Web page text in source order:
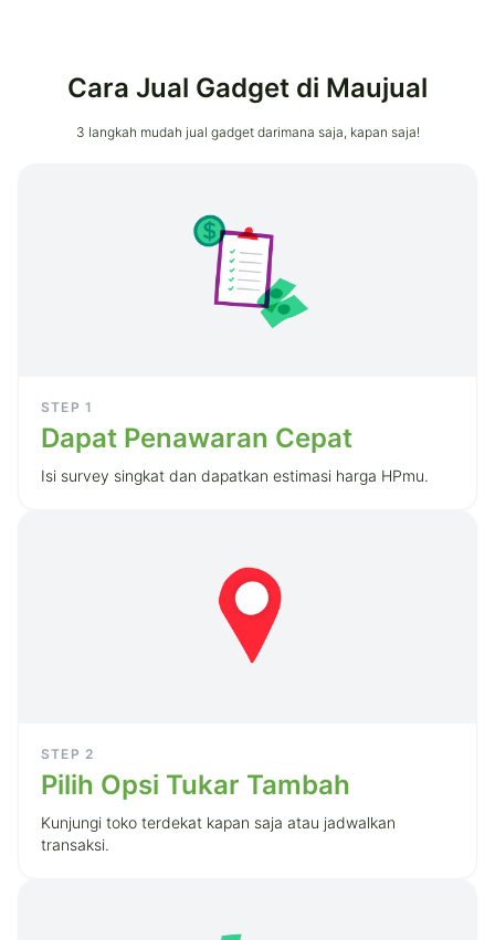
Cara Jual Gadget di Maujual
3 langkah mudah jual gadget darimana saja, kapan saja!
STEP 1
Dapat Penawaran Cepat
Isi survey singkat dan dapatkan estimasi harga HPmu.
STEP 2
Pilih Opsi Tukar Tambah
Kunjungi toko terdekat kapan saja atau jadwalkan
transaksi.